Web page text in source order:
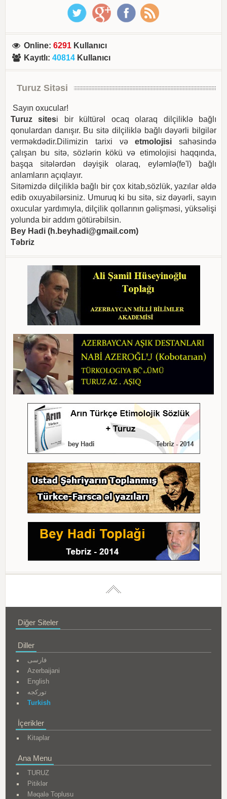
Online:6291 Kullanıcı
Kayıtlı:40814 Kullanıcı
Turuz Sitəsi
Sayın oxucular!
Turuz sitesi bir kültürəl ocaq olaraq dilçiliklə bağlı
qonulardan danışır. Bu sitə dilçiliklə bağlı dəyərli bilgilər
verməkdədir.Dilimizin tarixi vəetmolojisi sahəsində
çalışan bu sitə, sözlərin kökü və etimolojisi haqqında,
başqa sitələrdən dəyişik olaraq, eyləmlə(fe'l) bağlı
anlamların açıqlayır.
Sitəmizdə dilçiliklə bağlı bir çox kitab,sözlük, yazılar əldə
edib oxuyabilərsiniz. Umuruq ki bu sitə, siz dəyərli, sayın
oxucular yardımıyla, dilçilik qollarının gəlişməsi, yüksəlişi
yolunda bir addım götürəbilsin.
Bey Hadi (h.beyhadi@gmail.com)
Təbriz
Diğer Siteler
Diller
فارسی
Azerbaijani
English
تورکجه
Turkish
İçerikler
Kitaplar
Ana Menu
TURUZ
Pitiklər
Məqalə Toplusu